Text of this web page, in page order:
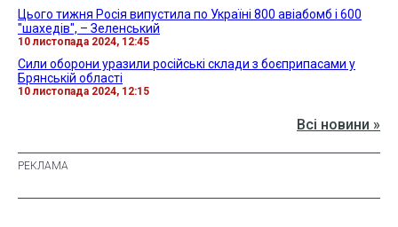
Цього тижня Росія випустила по Україні 800 авіабомб і 600
"шахедів", – Зеленський
10 листопада 2024, 12:45
Сили оборони уразили російські склади з боєприпасами у
Брянській області
10 листопада 2024, 12:15
Всі новини »